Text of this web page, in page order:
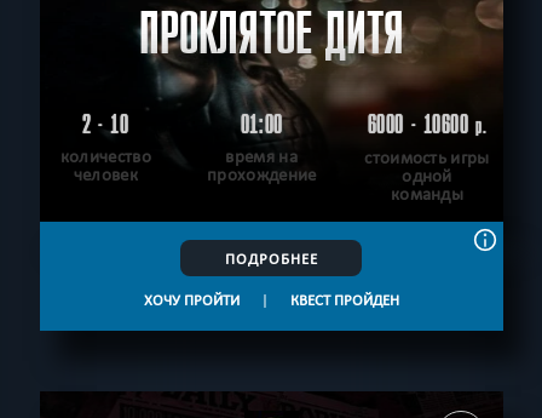
ПРОКЛЯТОЕ ДИТЯ
2 - 10
количество
человек
01:00
время на
прохождение
6000 - 10600р.
стоимость игры
одной
команды
ПОДРОБНЕЕ
ХОЧУ ПРОЙТИ | КВЕСТ ПРОЙДЕН